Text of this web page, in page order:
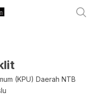
(KPU) Daerah NTB